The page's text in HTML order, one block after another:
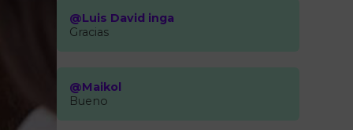
@Luis David inga
Gracias
@Maikol
Bueno